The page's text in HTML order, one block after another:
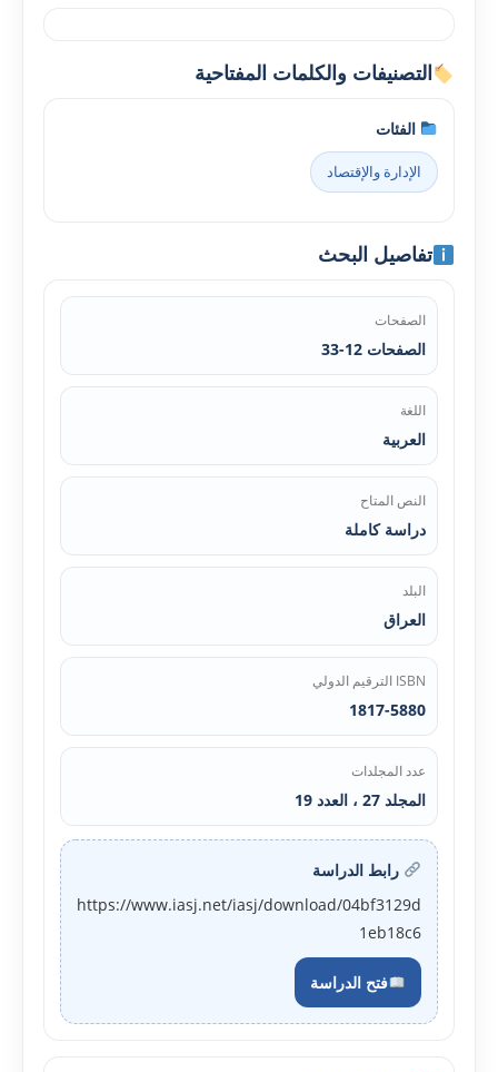
التصنيفات والكلمات المفتاحية
الفئات
الإدارة والإقتصاد
تفاصيل البحث
الصفحات
الصفحات 12-33
اللغة
العربية
النص المتاح
دراسة كاملة
البلد
العراق
ISBN الترقيم الدولي
1817-5880
عدد المجلدات
المجلد 27 ، العدد 19
رابط الدراسة
https://www.iasj.net/iasj/download/04bf3129d
1eb18c6
فتح الدراسة